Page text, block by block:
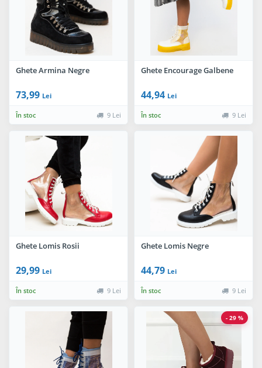
Ghete Armina Negre
73,99 Lei
În stoc 9 Lei
Ghete Encourage Galbene
44,94 Lei
În stoc 9 Lei
Ghete Lomis Rosii
29,99 Lei
În stoc 9 Lei
Ghete Lomis Negre
44,79 Lei
În stoc 9 Lei
- 29 %